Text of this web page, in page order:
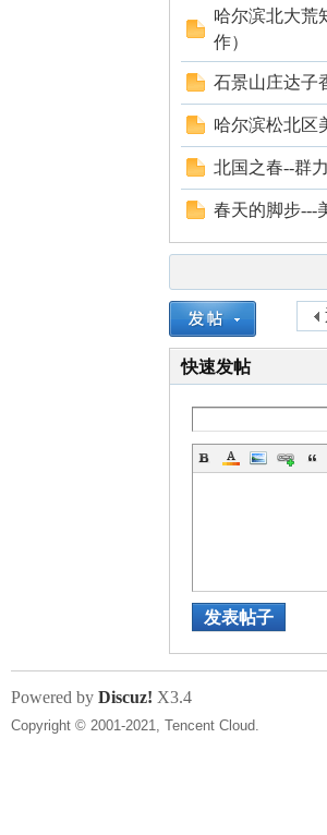
哈尔滨北大荒
作）
石景山庄达子
哈尔滨松北区
北国之春--群
春天的脚步---
快速发帖
发表帖子
Powered by Discuz! X3.4
Copyright © 2001-2021, Tencent Cloud.